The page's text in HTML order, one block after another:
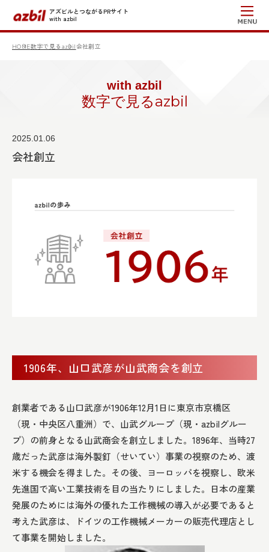
アズビルとつながるPRサイト
with azbil
HOME数字で見るazbil会社創立
with azbil
数字で見るazbil
2025.01.06
会社創立
1906年、山口武彦が山武商会を創立
創業者である山口武彦が1906年12月1日に東京市京橋区
（現・中央区八重洲）で、山武グループ（現・azbilグルー
プ）の前身となる山武商会を創立しました。1896年、当時27
歳だった武彦は海外製釘（せいてい）事業の視察のため、渡
米する機会を得ました。その後、ヨーロッパを視察し、欧米
先進国で高い工業技術を目の当たりにしました。日本の産業
発展のためには海外の優れた工作機械の導入が必要であると
考えた武彦は、ドイツの工作機械メーカーの販売代理店とし
て事業を開始しました。